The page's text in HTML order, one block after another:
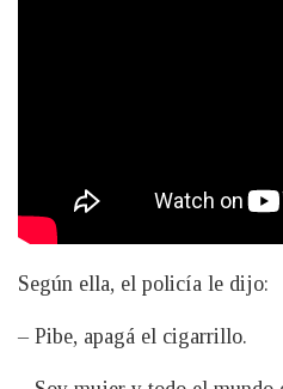
Según ella, el policía le dijo:
– Pibe, apagá el cigarrillo.